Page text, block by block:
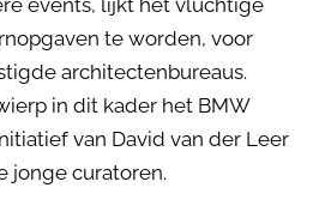
events, lijkt het vluchtige
te worden, voor
architectenbureaus.
in dit kader het BMW
van David van der Leer
jonge curatoren.